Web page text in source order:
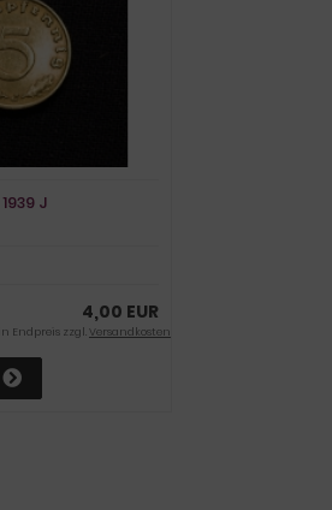
J
4,00 EUR
Endpreis zzgl.Versandkosten